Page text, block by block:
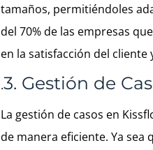
tamaños, permitiéndoles
del 70% de las empresas
en la satisfacción del cliente
.3. Gestión de
La gestión de casos en
de manera eficiente. Ya